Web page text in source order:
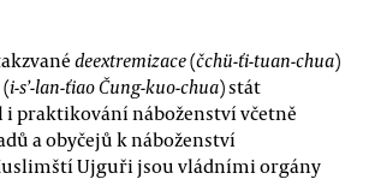
deextremizace(čchü-ťi-tuan-chua)
(i-s’-lan-ťiao Čung-kuo-chua) stát
praktikování náboženství včetně
a obyčejů k náboženství
Ujguři jsou vládními orgány